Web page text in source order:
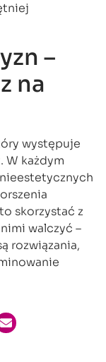
–
na
występuje
W każdym
skorzystać z
walczyć –
rozwiązania,